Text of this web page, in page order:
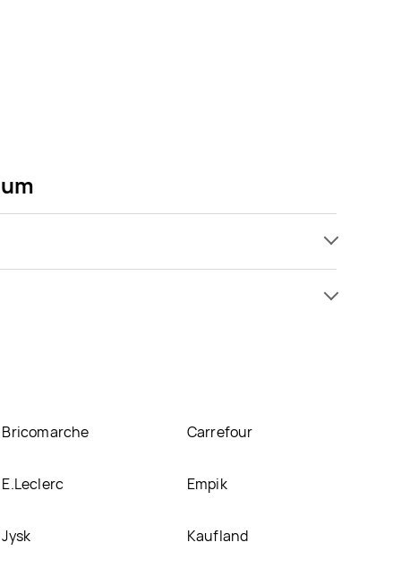
Bricomarche Carrefour
E.Leclerc Empik
Jysk Kaufland